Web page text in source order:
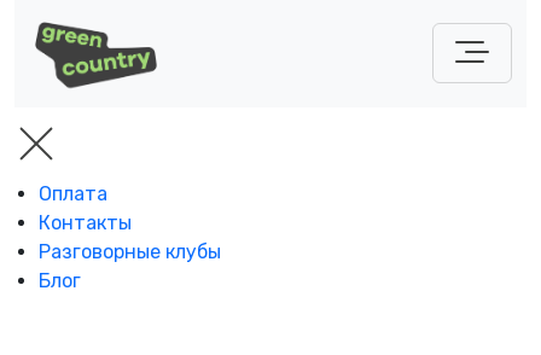
Оплата
Контакты
Разговорные клубы
Блог